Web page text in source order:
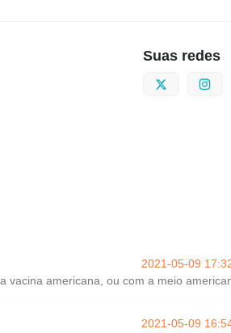
Suas redes
Twitter
2021-05-09
vacina americana, ou com a meio
2021-05-09